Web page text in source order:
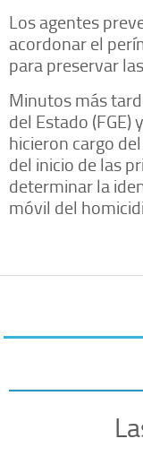
Los agentes
acordonar el
para preservar
Minutos más
del Estado
hicieron cargo
del inicio de las
determinar la
móvil del